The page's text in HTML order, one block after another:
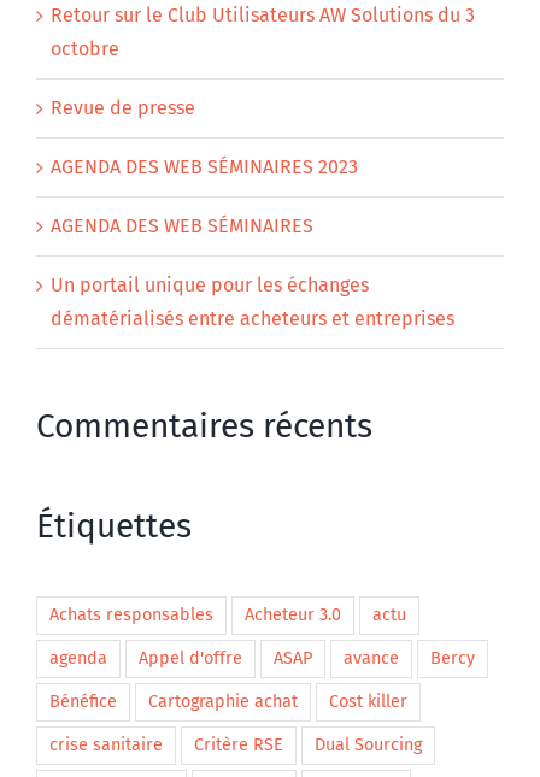
Retour sur le Club Utilisateurs AW Solutions du 3
octobre
Revue de presse
AGENDA DES WEB SÉMINAIRES 2023
AGENDA DES WEB SÉMINAIRES
Un portail unique pour les échanges
dématérialisés entre acheteurs et entreprises
Commentaires récents
Étiquettes
Achats responsables Acheteur 3.0 actu
agenda Appel d'offre ASAP avance Bercy
Bénéfice Cartographie achat Cost killer
crise sanitaire Critère RSE Dual Sourcing